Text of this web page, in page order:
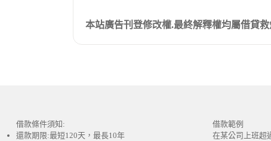
本站廣告刊登修改權.最終解釋權均屬借貸
借款條件須知:
還款期限:最短120天，最長10年
借款範例
在某公司上班超